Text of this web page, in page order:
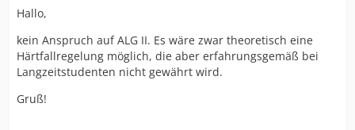
Hallo,
kein Anspruch auf ALG II. Es wäre zwar theoretisch eine
Härtfallregelung möglich, die aber erfahrungsgemäß bei
Langzeitstudenten nicht gewährt wird.
Gruß!